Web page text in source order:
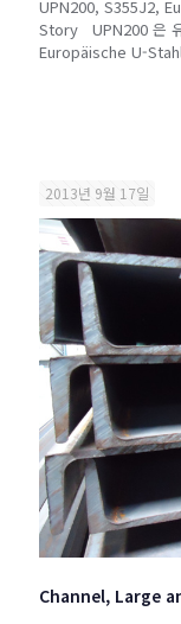
UPN200, S355J2,
Story UPN200 은
Europäische U-
2013년 9월 17일
Channel, Large